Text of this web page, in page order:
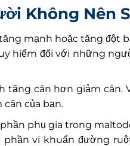
Không Nên
mạnh hoặc tăng đột
hiểm đối với những
cân hơn giảm cân.
của bạn.
phụ gia trong
vi khuẩn đường